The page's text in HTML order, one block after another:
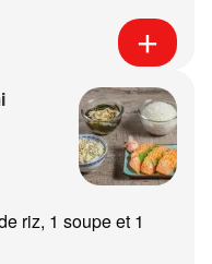
riz, 1 soupe et 1